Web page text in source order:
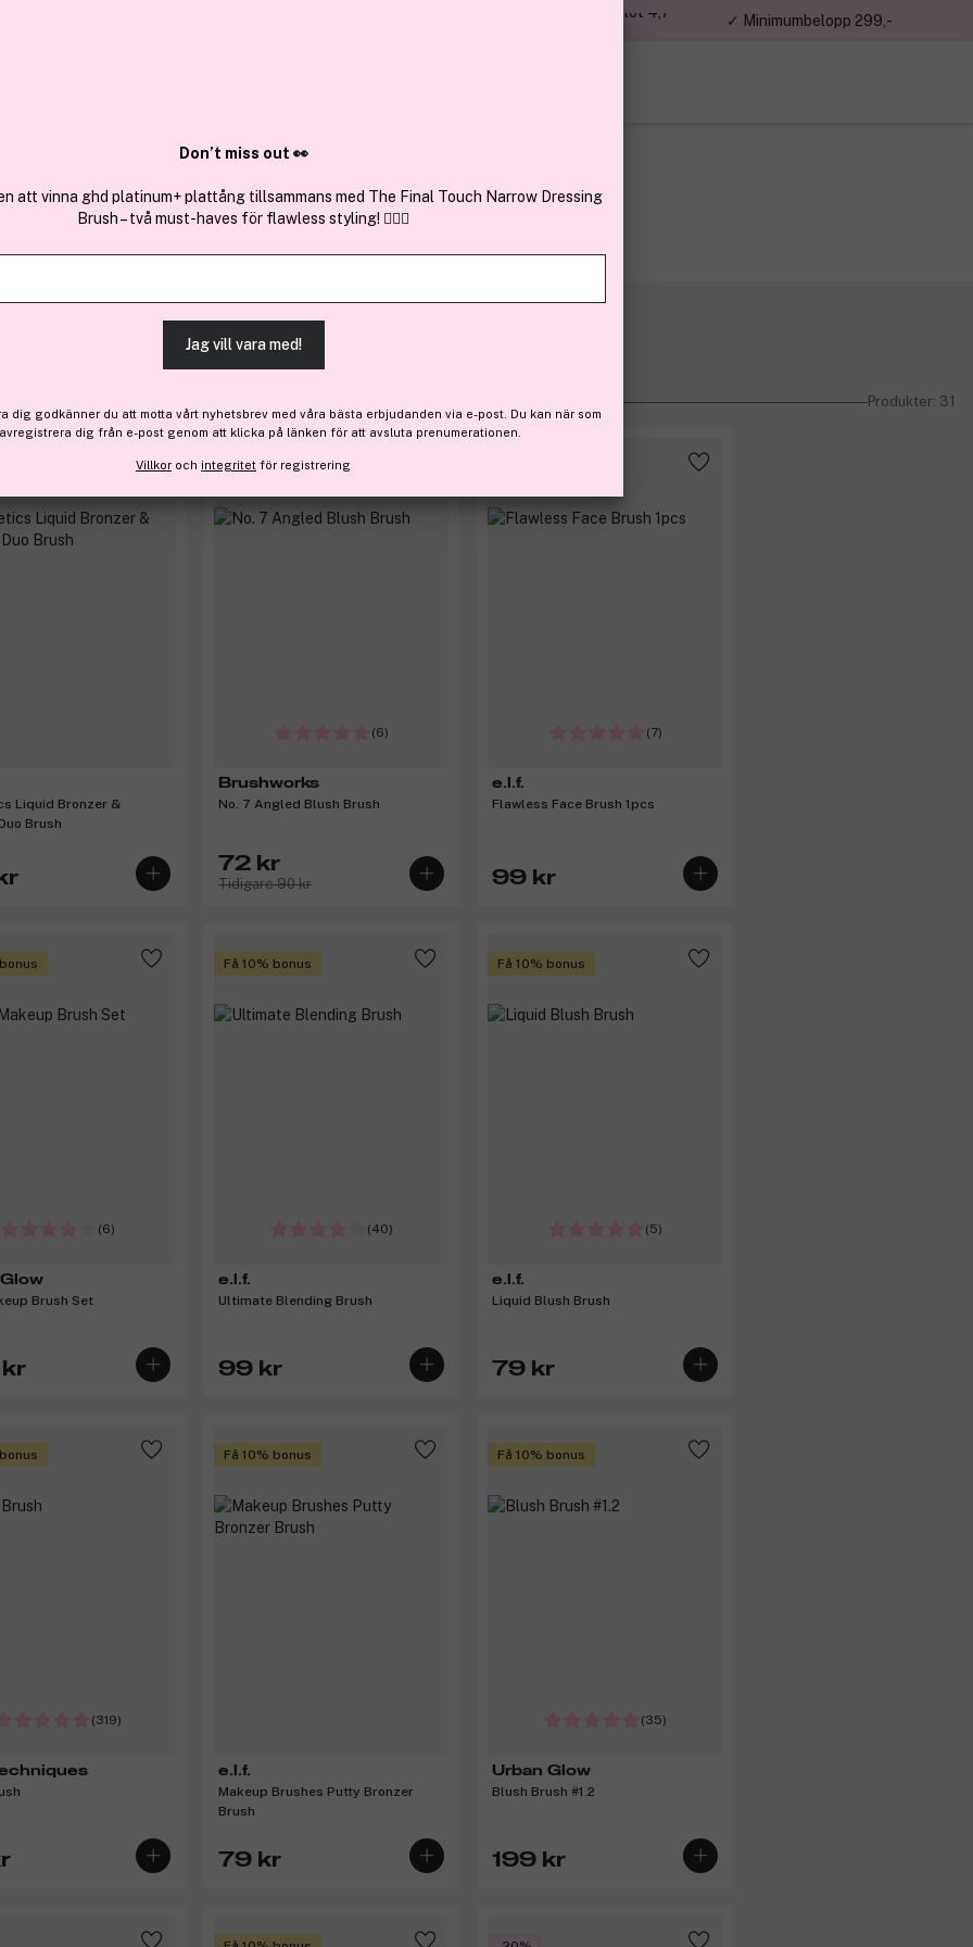
✓ Över 1,5 miljon kunder – Trustpilot 4,7
✓ Minimumbelopp 299,-
Produkter: 31
Liquid Bronzer &
Brush
-20%
(6)
Brushworks
No. 7 Angled Blush Brush
72 kr
Tidigare 90 kr
(7)
e.l.f.
Flawless Face Brush 1pcs
99 kr
(6)
Brush Set
Få 10% bonus
(40)
e.l.f.
Ultimate Blending Brush
99 kr
Få 10% bonus
(5)
e.l.f.
Liquid Blush Brush
79 kr
(319)
Få 10% bonus
e.l.f.
Makeup Brushes Putty Bronzer
Brush
79 kr
Få 10% bonus
(35)
Urban Glow
Blush Brush #1.2
199 kr
Don’t miss out 👀
att vinna ghd platinum+ plattång tillsammans med The Final Touch Narrow Dressing
Brush – två must-haves för flawless styling! 💇‍♀️✨
Jag vill vara med!
dig godkänner du att motta vårt nyhetsbrev med våra bästa erbjudanden via e-post. Du kan när som
dig från e-post genom att klicka på länken för att avsluta prenumerationen.
Villkor och integritet för registrering